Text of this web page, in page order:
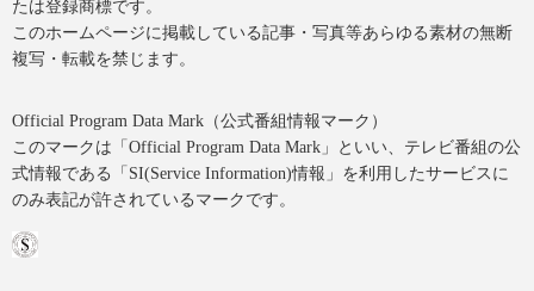
たは登録商標です。
このホームページに掲載している記事・写真等あらゆる素材の無断
複写・転載を禁じます。
Official Program Data Mark（公式番組情報マーク）
このマークは「Official Program Data Mark」といい、テレビ番組の公
式情報である「SI(Service Information)情報」を利用したサービスに
のみ表記が許されているマークです。